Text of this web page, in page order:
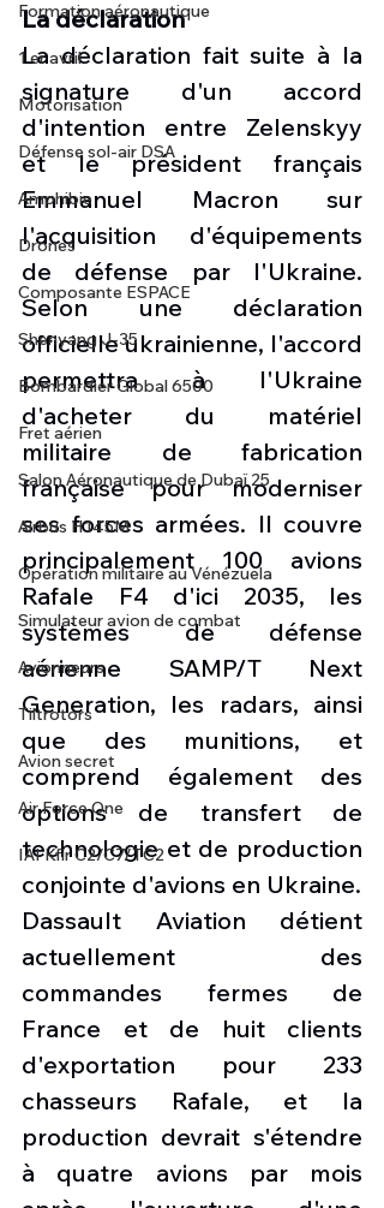
Formation aéronautique
1 er avril
Motorisation
Défense sol-air DSA
Amphibie
Drones
Composante ESPACE
Shenyang J-35
Bombardier Global 6500
Fret aérien
Salon Aéronautique de Dubaï 25
Airbus H145M
Opération militaire au Vénézuela
Simulateur avion de combat
Avionneurs
Tiltrotors
Avion secret
Air Force One
IAI Kfir C2/C7/TC2
La déclaration
La déclaration fait suite à la
signature d'un accord
d'intention entre Zelenskyy
et le président français
Emmanuel Macron sur
l'acquisition d'équipements
de défense par l'Ukraine.
Selon une déclaration
officielle ukrainienne, l'accord
permettra à l'Ukraine
d'acheter du matériel
militaire de fabrication
française pour moderniser
ses forces armées. Il couvre
principalement 100 avions
Rafale F4 d'ici 2035, les
systèmes de défense
aérienne SAMP/T Next
Generation, les radars, ainsi
que des munitions, et
comprend également des
options de transfert de
technologie et de production
conjointe d'avions en Ukraine.
Dassault Aviation détient
actuellement des
commandes fermes de
France et de huit clients
d'exportation pour 233
chasseurs Rafale, et la
production devrait s'étendre
à quatre avions par mois